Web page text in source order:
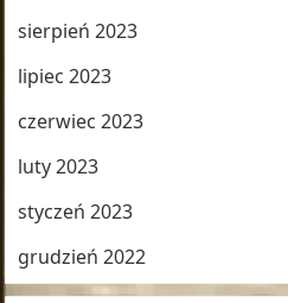
sierpień 2023
lipiec 2023
czerwiec 2023
luty 2023
styczeń 2023
grudzień 2022